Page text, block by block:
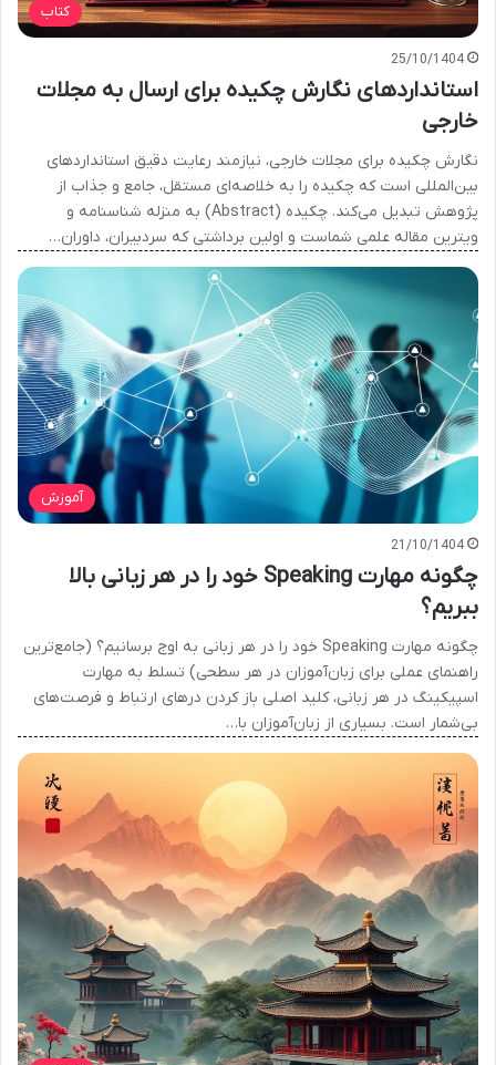
کتاب
25/10/1404
استانداردهای نگارش چکیده برای ارسال به مجلات
خارجی
نگارش چکیده برای مجلات خارجی، نیازمند رعایت دقیق استانداردهای
بین‌المللی است که چکیده را به خلاصه‌ای مستقل، جامع و جذاب از
پژوهش تبدیل می‌کند. چکیده (Abstract) به منزله شناسنامه و
ویترین مقاله علمی شماست و اولین برداشتی که سردبیران، داوران…
آموزش
21/10/1404
چگونه مهارت Speaking خود را در هر زبانی بالا
ببریم؟
چگونه مهارت Speaking خود را در هر زبانی به اوج برسانیم؟ (جامع‌ترین
راهنمای عملی برای زبان‌آموزان در هر سطحی) تسلط به مهارت
اسپیکینگ در هر زبانی، کلید اصلی باز کردن درهای ارتباط و فرصت‌های
بی‌شمار است. بسیاری از زبان‌آموزان با…